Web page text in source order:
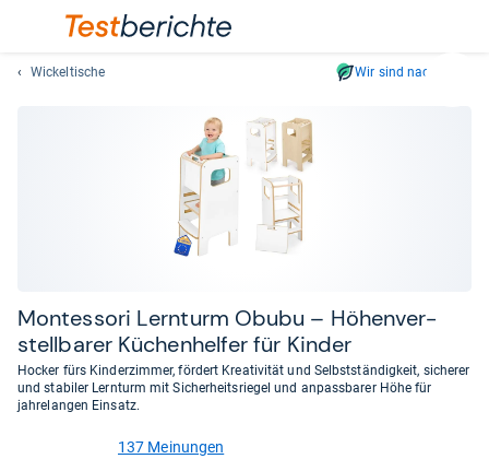
sich
Wickeltische Wir sind nachhaltig
Mon­tes­sori Lern­turm Obubu – Höhen­ver­
stell­ba­rer Küchen­hel­fer für Kin­der
Hocker fürs Kinderzimmer, fördert Kreativität und Selbstständigkeit, sicherer
und stabiler Lernturm mit Sicherheitsriegel und anpassbarer Höhe für
jahrelangen Einsatz.
137 Meinungen